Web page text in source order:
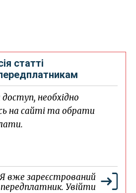
статті
необхідно
на сайті та обрати
Я вже зареєстрований
передплатник. Увійти